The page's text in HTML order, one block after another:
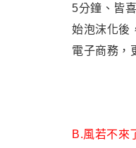
5分鐘、皆
始泡沫化後
電子商務
B.風若不來